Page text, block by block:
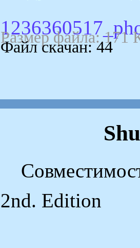
Размер файла: 171
Файл скачан: 44
2nd. Edition